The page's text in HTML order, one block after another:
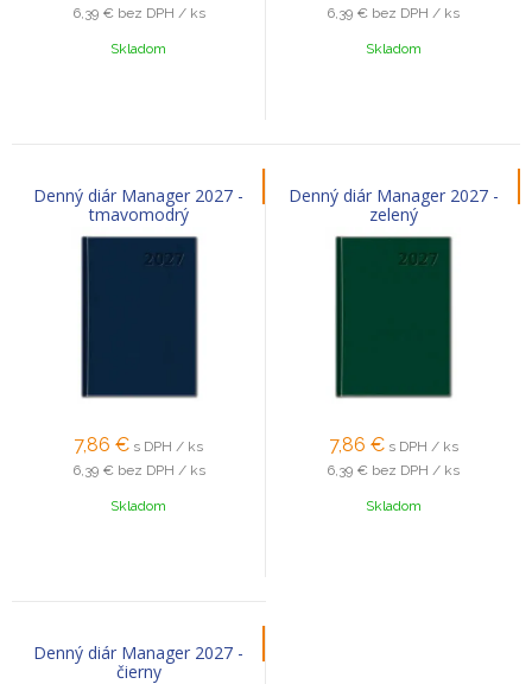
6,39 € bez DPH / ks
Skladom
6,39 € bez DPH / ks
Skladom
Denný diár Manager 2027 -
tmavomodrý
7,86 € s DPH / ks
6,39 € bez DPH / ks
Skladom
Denný diár Manager 2027 -
zelený
7,86 € s DPH / ks
6,39 € bez DPH / ks
Skladom
Denný diár Manager 2027 -
čierny